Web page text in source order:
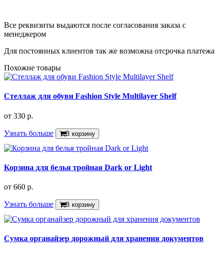
Все реквизиты выдаются после согласования заказа с
менеджером
Для постоянных клиентов так же возможна отсрочка платежа
Похожие товары
Стеллаж для обуви Fashion Style Multilayer Shelf
от 330 р.
Узнать больше В корзину
Корзина для белья тройная Dark or Light
от 660 р.
Узнать больше В корзину
Сумка органайзер дорожный для хранения документов